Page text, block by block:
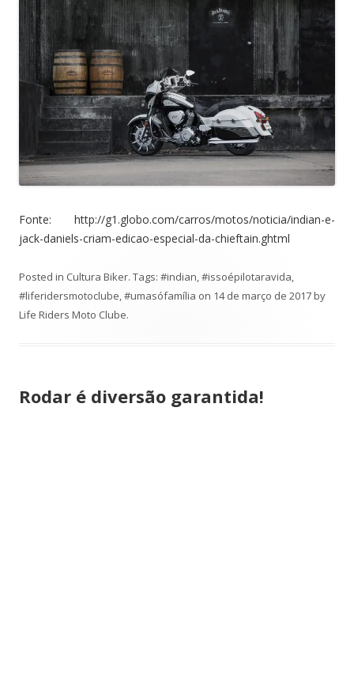
Fonte: http://g1.globo.com/carros/motos/noticia/indian-e-
jack-daniels-criam-edicao-especial-da-chieftain.ghtml
Posted in Cultura Biker. Tags: #indian,#issoépilotaravida,
#liferidersmotoclube,#umasófamília on 14 de março de 2017by
Life Riders Moto Clube.
Rodar é diversão garantida!